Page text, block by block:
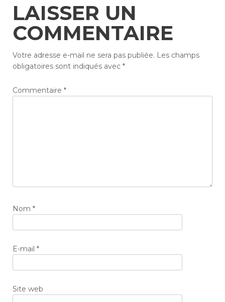
LAISSER UN
COMMENTAIRE
Votre adresse e-mail ne sera pas publiée. Les champs
obligatoires sont indiqués avec *
Commentaire *
Nom *
E-mail *
Site web